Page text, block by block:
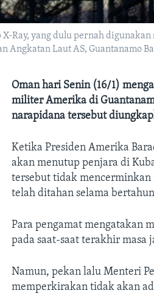
X-Ray, yang dulu pernah
Angkatan Laut AS, Guantanamo
Oman hari Senin (16/1)
militer Amerika di
narapidana tersebut
Ketika Presiden Amerika
akan menutup penjara di
tersebut tidak
telah ditahan selama
Para pengamat mengatakan
pada saat-saat terakhir masa
Namun, pekan lalu Menteri
memperkirakan tidak akan